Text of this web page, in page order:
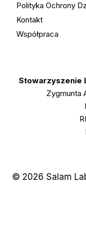
Polityka Ochrony
Kontakt
Współpraca
Stowarzyszenie
Zygmunta
© 2026 Salam